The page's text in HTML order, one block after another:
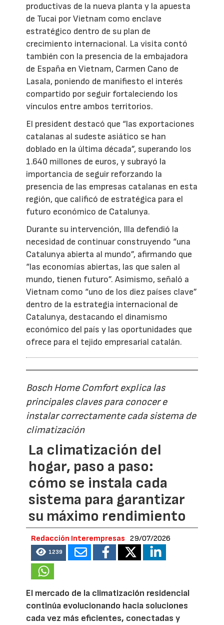
productivas de la nueva planta y la apuesta
de Tucai por Vietnam como enclave
estratégico dentro de su plan de
crecimiento internacional. La visita contó
también con la presencia de la embajadora
de España en Vietnam, Carmen Cano de
Lasala, poniendo de manifiesto el interés
compartido por seguir fortaleciendo los
vínculos entre ambos territorios.
El president destacó que “las exportaciones
catalanas al sudeste asiático se han
doblado en la última década”, superando los
1.640 millones de euros, y subrayó la
importancia de seguir reforzando la
presencia de las empresas catalanas en esta
región, que calificó de estratégica para el
futuro económico de Catalunya.
Durante su intervención, Illa defendió la
necesidad de continuar construyendo “una
Catalunya abierta al mundo”, afirmando que
“las economías abiertas, las que salen al
mundo, tienen futuro”. Asimismo, señaló a
Vietnam como “uno de los diez países clave”
dentro de la estrategia internacional de
Catalunya, destacando el dinamismo
económico del país y las oportunidades que
ofrece para el tejido empresarial catalán.
Bosch Home Comfort explica las
principales claves para conocer e
instalar correctamente cada sistema de
climatización
La climatización del
hogar, paso a paso:
cómo se instala cada
sistema para garantizar
su máximo rendimiento
Redacción Interempresas 29/07/2026
1239
El mercado de la climatización residencial
continúa evolucionando hacia soluciones
cada vez más eficientes, conectadas y